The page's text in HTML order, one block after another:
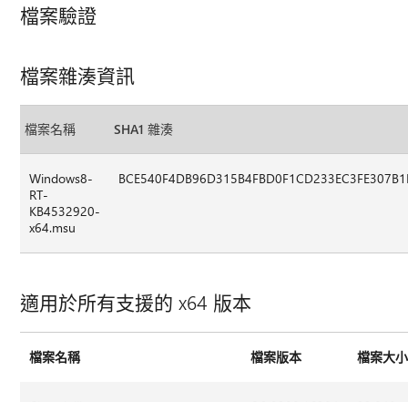
檔案驗證
檔案雜湊資訊
檔案名稱 SHA1 雜湊
Windows8-
RT-
KB4532920-
x64.msu
適用於所有支援的 x64 版本
檔案名稱 檔案版本 檔案大小